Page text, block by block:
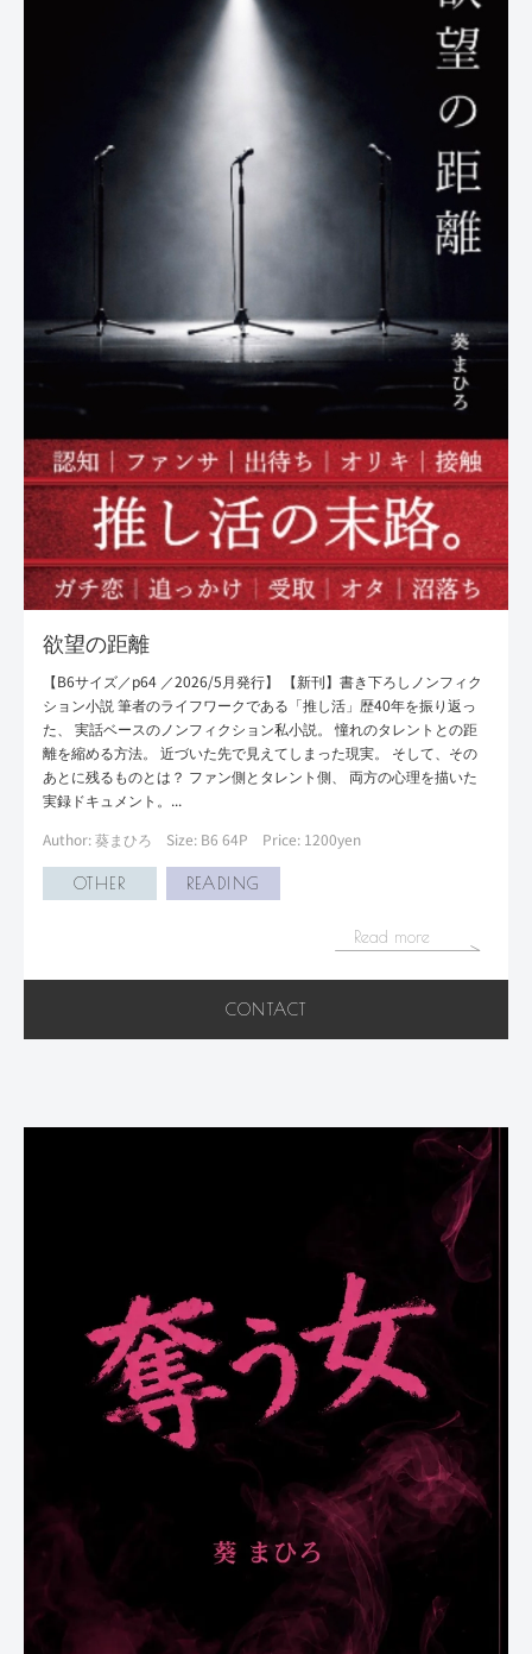
欲望の距離
【B6サイズ／p64 ／2026/5月発行】 【新刊】書き下ろしノンフィク
ション小説 筆者のライフワークである「推し活」歴40年を振り返っ
た、 実話ベースのノンフィクション私小説。 憧れのタレントとの距
離を縮める方法。 近づいた先で見えてしまった現実。 そして、その
あとに残るものとは？ ファン側とタレント側、 両方の心理を描いた
実録ドキュメント。...
Author: 葵まひろ
Size: B6 64P Price: 1200yen
OTHER READING
Read more
CONTACT